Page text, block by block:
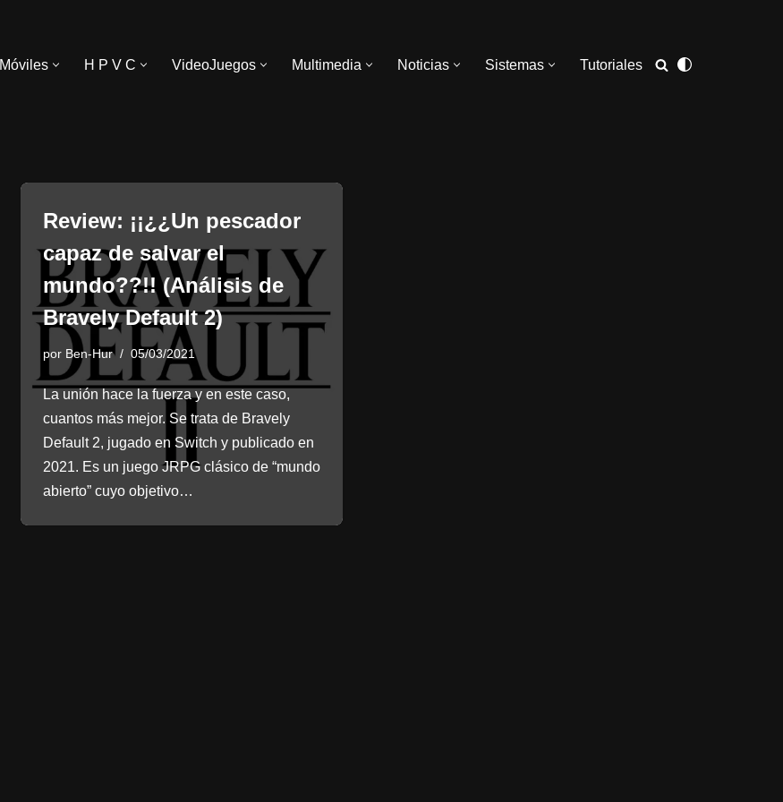
Móviles H P V C VideoJuegos Multimedia Noticias Sistemas Tutoriales
Review: ¡¡¿¿Un pescador
capaz de salvar el
mundo??!! (Análisis de
Bravely Default 2)
por Ben-Hur 05/03/2021
La unión hace la fuerza y en este caso,
cuantos más mejor. Se trata de Bravely
Default 2, jugado en Switch y publicado en
2021. Es un juego JRPG clásico de “mundo
abierto” cuyo objetivo…